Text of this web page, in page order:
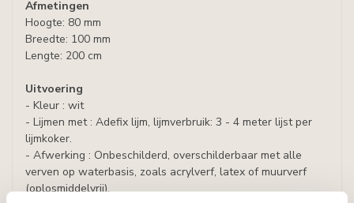
Afmetingen
Hoogte: 80 mm
Breedte: 100 mm
Lengte: 200 cm
Uitvoering
- Kleur : wit
- Lijmen met : Adefix lijm, lijmverbruik: 3 - 4 meter lijst per
lijmkoker.
- Afwerking : Onbeschilderd, overschilderbaar met alle
verven op waterbasis, zoals acrylverf, latex of muurverf
(oplosmiddelvrij).